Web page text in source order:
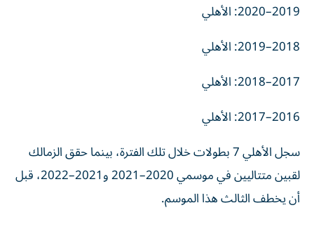
2019–2020: الأهلي
2018–2019: الأهلي
2017–2018: الأهلي
2016–2017: الأهلي
سجل الأهلي 7 بطولات خلال تلك الفترة، بينما حقق الزمالك
لقبين متتاليين في موسمي 2020–2021 و2021–2022، قبل
أن يخطف الثالث هذا الموسم.